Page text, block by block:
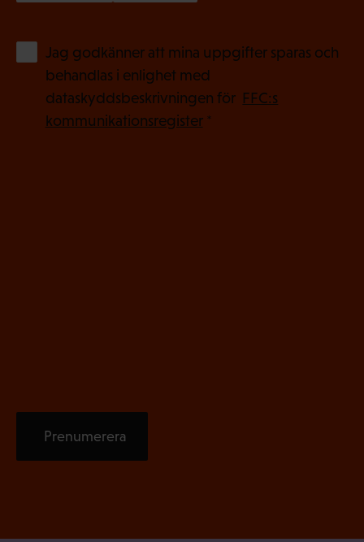
Jag godkänner att mina uppgifter sparas och
behandlas i enlighet med
dataskyddsbeskrivningen för FFC:s
kommunikationsregister*
Prenumerera